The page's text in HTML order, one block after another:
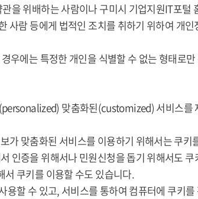
을 위배하는 사람이나 구미시 기업지원IT포털
사람 등에게 법적인 조치를 취하기 위하여 개
우에는 특정한 개인을 식별할 수 없는 형태로
맞춤화된(customized) 서비스를
가 맞춤화된 서비스를 이용하기 위해서는 쿠키
인증을 위해서나 민원신청을 돕기 위해서도
서 쿠키를 이용할 수도 있습니다.
할 수 있고, 서비스를 통하여 컴퓨터에 쿠키